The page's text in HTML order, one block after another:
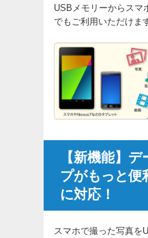
USBメモリーからスマ
でもご利用いただけま
【新機能】
プがもっと便
に対応！
スマホで撮った写真を